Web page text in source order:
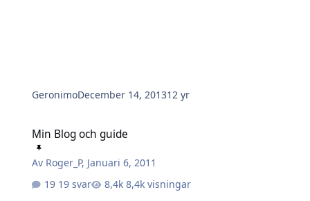
GeronimoDecember 14, 201312 yr
Min Blog och guide
Av Roger_P, Januari 6, 2011
19 svar
8,4k visningar